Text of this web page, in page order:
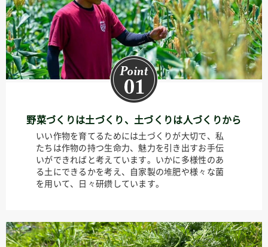
野菜づくりは土づくり、土づくりは人づくりから
いい作物を育てるためには土づくりが大切で、私
たちは作物の持つ生命力、魅力を引き出すお手伝
いができればと考えています。いかに多様性のあ
る土にできるかを考え、自家製の堆肥や様々な菌
を用いて、日々研鑽しています。